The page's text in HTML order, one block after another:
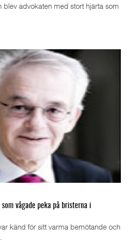
blev advokaten med stort hjärta som
vågade peka på bristerna i
känd för sitt varma bemötande och